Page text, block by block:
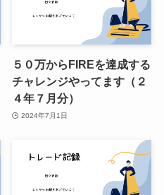
５０万からFIREを達成する
チャレンジやってます（２
４年７月分）
2024年7月1日